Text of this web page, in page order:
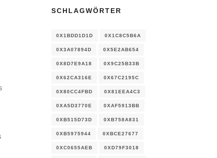
SCHLAGWÖRTER
0X1BDD1D1D 0X1C8C5B6A
0X3A07894D 0X5E2AB654
0X8D7E9A18 0X9C25B33B
0X62CA316E 0X67C2195C
0X80CC4FBD 0X81EEA4C3
0XA5D3770E 0XAF5913BB
0XB515D73D 0XB758A831
0XB5975944 0XBCE27677
0XC0655AEB 0XD79F3018